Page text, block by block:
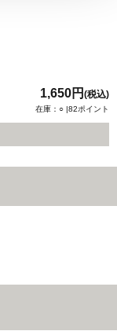
1,650円 (税込)
在庫：○ |82ポイント